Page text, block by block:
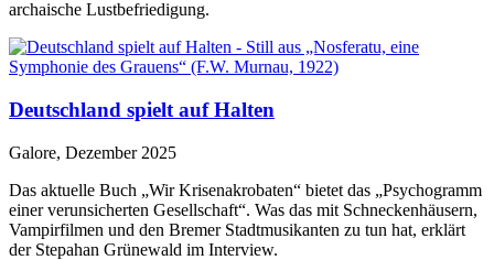
archaische Lustbefriedigung.
Deutschland spielt auf Halten
Galore, Dezember 2025
Das aktuelle Buch „Wir Krisenakrobaten“ bietet das „Psychogramm
einer verunsicherten Gesellschaft“. Was das mit Schneckenhäusern,
Vampirfilmen und den Bremer Stadtmusikanten zu tun hat, erklärt
der Stepahan Grünewald im Interview.